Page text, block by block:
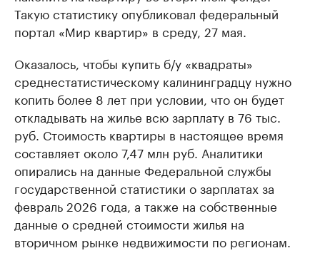
Такую статистику опубликовал федеральный
портал «Мир квартир» в среду, 27 мая.
Оказалось, чтобы купить б/у «квадраты»
среднестатистическому калининградцу нужно
копить более 8 лет при условии, что он будет
откладывать на жилье всю зарплату в 76 тыс.
руб. Стоимость квартиры в настоящее время
составляет около 7,47 млн руб. Аналитики
опирались на данные Федеральной службы
государственной статистики о зарплатах за
февраль 2026 года, а также на собственные
данные о средней стоимости жилья на
вторичном рынке недвижимости по регионам.